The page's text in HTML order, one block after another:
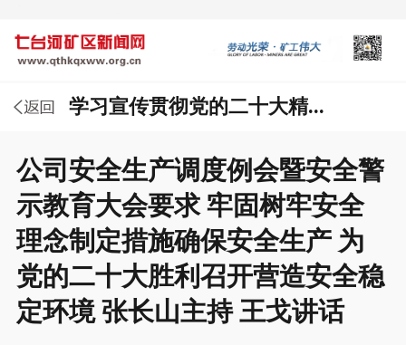
学习宣传贯彻党的二十大精...
公司安全生产调度例会暨安全警
示教育大会要求 牢固树牢安全
理念制定措施确保安全生产 为
党的二十大胜利召开营造安全稳
定环境 张长山主持 王戈讲话